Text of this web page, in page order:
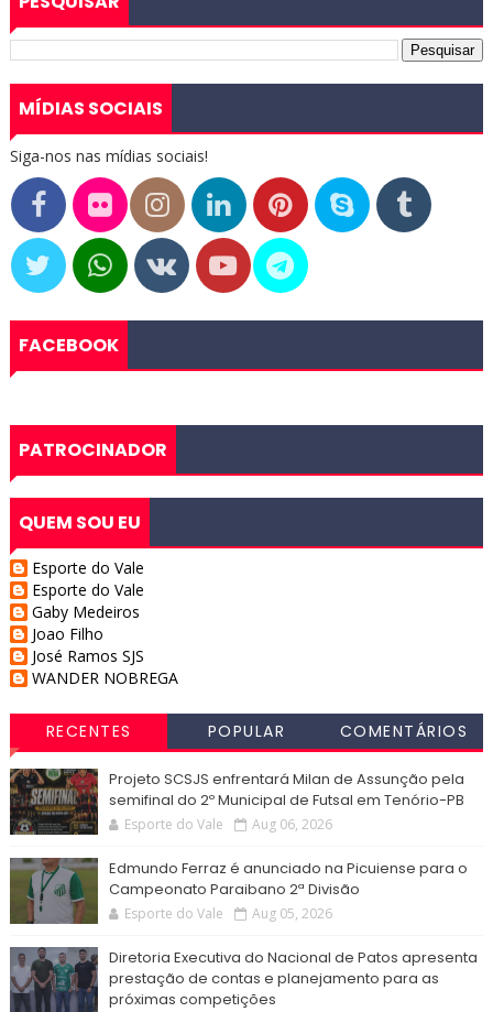
MÍDIAS SOCIAIS
Siga-nos nas mídias sociais!
FACEBOOK
PATROCINADOR
QUEM SOU EU
Esporte do Vale
Esporte do Vale
Gaby Medeiros
Joao Filho
José Ramos SJS
WANDER NOBREGA
RECENTES POPULAR COMENTÁRIOS
Projeto SCSJS enfrentará Milan de Assunção pela
semifinal do 2º Municipal de Futsal em Tenório-PB
Esporte do Vale Aug 06, 2026
Edmundo Ferraz é anunciado na Picuiense para o
Campeonato Paraibano 2ª Divisão
Esporte do Vale Aug 05, 2026
Diretoria Executiva do Nacional de Patos apresenta
prestação de contas e planejamento para as
próximas competições